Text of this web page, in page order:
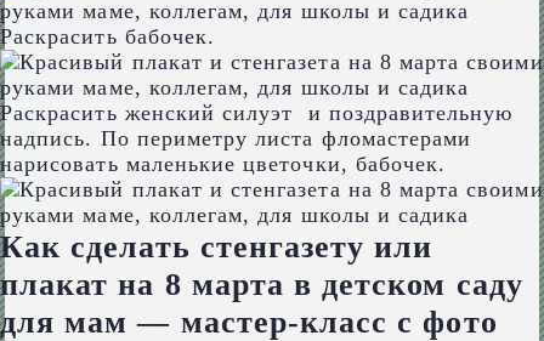
Раскрасить бабочек.
Раскрасить женский силуэт и поздравительную
надпись. По периметру листа фломастерами
нарисовать маленькие цветочки, бабочек.
Как сделать стенгазету или
плакат на 8 марта в детском саду
для мам — мастер-класс с фото